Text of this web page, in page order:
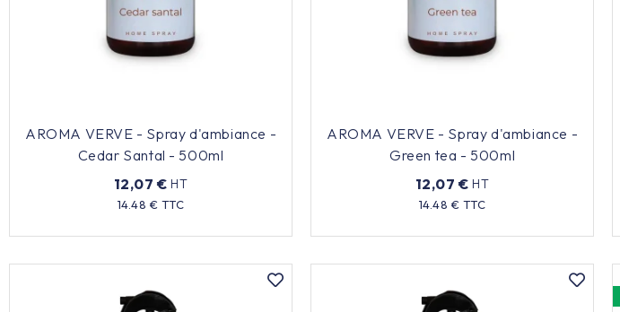
AROMA VERVE - Spray d'ambiance -
Cedar Santal - 500ml
12,07 € HT
14.48 € TTC
Prix
AROMA VERVE - Spray d'ambiance -
Green tea - 500ml
12,07 € HT
14.48 € TTC
Prix